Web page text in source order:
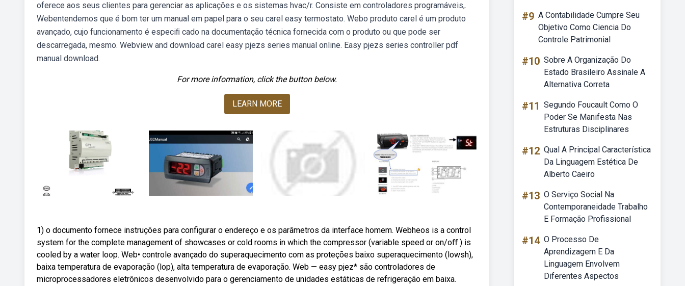
oferece aos seus clientes para gerenciar as aplicações e os sistemas hvac/r. Consiste em controladores programáveis,.
Webentendemos que é bom ter um manual em papel para o seu carel easy termostato. Webo produto carel é um produto
avançado, cujo funcionamento é especiﬁ cado na documentação técnica fornecida com o produto ou que pode ser
descarregada, mesmo. Webview and download carel easy pjezs series manual online. Easy pjezs series controller pdf
manual download.
For more information, click the button below.
LEARN MORE
1) o documento fornece instruções para configurar o endereço e os parâmetros da interface homem. Webheos is a control
system for the complete management of showcases or cold rooms in which the compressor (variable speed or on/oﬀ ) is
cooled by a water loop. Web• controle avançado do superaquecimento com as proteções baixo superaquecimento (lowsh),
baixa temperatura de evaporação (lop), alta temperatura de evaporação. Web — easy pjez* são controladores de
microprocessadores eletrônicos desenvolvido para o gerenciamento de unidades estáticas de refrigeração em baixa.
#9 A Contabilidade Cumpre Seu
Objetivo Como Ciencia Do
Controle Patrimonial
#10 Sobre A Organização Do
Estado Brasileiro Assinale A
Alternativa Correta
#11 Segundo Foucault Como O
Poder Se Manifesta Nas
Estruturas Disciplinares
#12 Qual A Principal Característica
Da Linguagem Estética De
Alberto Caeiro
#13 O Serviço Social Na
Contemporaneidade Trabalho
E Formação Profissional
#14 O Processo De
Aprendizagem E Da
Linguagem Envolvem
Diferentes Aspectos